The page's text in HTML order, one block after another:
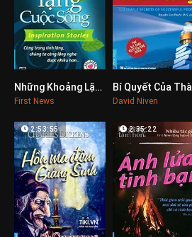
0Những Khoảng Lặng Cuộc Sống
First News David Niven
2:53:55 2:35:22